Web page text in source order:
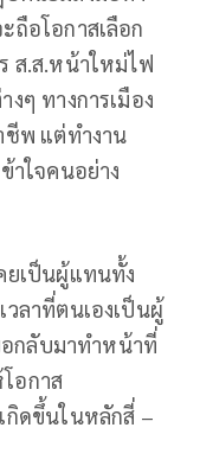
ถือโอกาสเลือก
ส.ส.หน้าใหม่ไฟ
ๆ ทางการเมือง
ชีพ แต่ทำงาน
าใจคนอย่าง
ยเป็นผู้แทนทั้ง
วลาที่ตนเองเป็นผู้
กลับมาทำหน้าที่
อกาส
กิดขึ้นในหลักสี่ –